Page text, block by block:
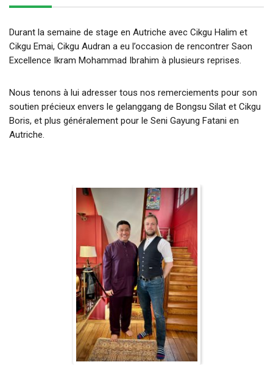
Durant la semaine de stage en Autriche avec Cikgu Halim et
Cikgu Emai, Cikgu Audran a eu l’occasion de rencontrer Saon
Excellence Ikram Mohammad Ibrahim à plusieurs reprises.
Nous tenons à lui adresser tous nos remerciements pour son
soutien précieux envers le gelanggang de Bongsu Silat et Cikgu
Boris, et plus généralement pour le Seni Gayung Fatani en
Autriche.